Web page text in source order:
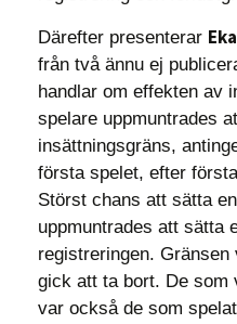
Därefter presenterar
från två ännu ej
handlar om effekten av
spelare uppmuntrades
insättningsgräns,
första spelet, efter
Störst chans att sätta
uppmuntrades att sätta
registreringen.
gick att ta bort. De som
var också de som